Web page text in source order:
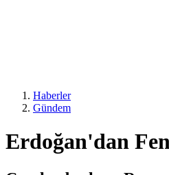
Haberler
Gündem
Erdoğan'dan